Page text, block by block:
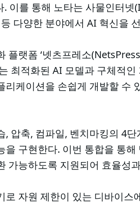
이를 통해 노타는 사물인터
다양한 분야에서 AI 혁신을
플랫폼 ‘넷츠프레소
최적화된 AI 모델과 구체적
리케이션을 손쉽게 개발할 수
, 압축, 컴파일, 벤치마킹의 4
을 구현한다. 이번 통합을 통
가능하도록 지원되어 효율성
로 자원 제한이 있는 디바이스